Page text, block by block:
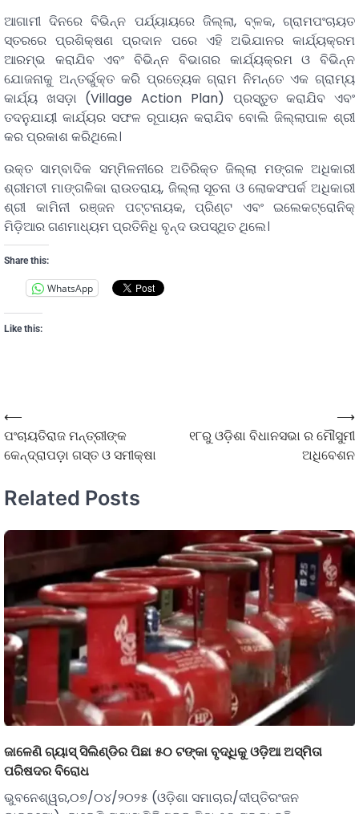
ଆଗାମୀ ଦିନରେ ବିଭିନ୍ନ ପର୍ଯ୍ୟାୟରେ ଜିଲ୍ଲା, ବ୍ଳକ, ଗ୍ରାମପଂଚାୟତ
ସ୍ତରରେ ପ୍ରଶିକ୍ଷଣ ପ୍ରଦାନ ପରେ ଏହି ଅଭିଯାନର କାର୍ଯ୍ୟକ୍ରମ
ଆରମ୍ଭ କରାଯିବ ଏବଂ ବିଭିନ୍ନ ବିଭାଗର କାର୍ଯ୍ୟକ୍ରମ ଓ ବିଭିନ୍ନ
ଯୋଜନାକୁ ଅନ୍ତର୍ଭୁକ୍ତ କରି ପ୍ରତ୍ୟେକ ଗ୍ରାମ ନିମନ୍ତେ ଏକ ଗ୍ରାମ୍ୟ
କାର୍ଯ୍ୟ ଖସଡ଼ା (Village Action Plan) ପ୍ରସ୍ତୁତ କରାଯିବ ଏବଂ
ତଦନୁଯାୟୀ କାର୍ଯ୍ୟର ସଫଳ ରୂପାୟନ କରାଯିବ ବୋଲି ଜିଲ୍ଲାପାଳ ଶ୍ରୀ
କର ପ୍ରକାଶ କରିଥିଲେ।
ଉକ୍ତ ସାମ୍ବାଦିକ ସମ୍ମିଳନୀରେ ଅତିରିକ୍ତ ଜିଲ୍ଲା ମଙ୍ଗଳ ଅଧିକାରୀ
ଶ୍ରୀମତୀ ମାଙ୍ଗଳିକା ରାଉତରାୟ, ଜିଲ୍ଲା ସୂଚନା ଓ ଲୋକସଂପର୍କ ଅଧିକାରୀ
ଶ୍ରୀ କାମିନୀ ରଞ୍ଜନ ପଟ୍ଟନାୟକ, ପ୍ରିଣ୍ଟ ଏବଂ ଇଲେକଟ୍ରୋନିକ୍
ମିଡ଼ିଆର ଗଣମାଧ୍ୟମ ପ୍ରତିନିଧି ବୃନ୍ଦ ଉପସ୍ଥିତ ଥିଲେ।
Share this:
WhatsApp
Like this:
⟵
ପଂଚାୟତିରାଜ ମନ୍ତ୍ରୀଙ୍କ
କେନ୍ଦ୍ରାପଡ଼ା ଗସ୍ତ ଓ ସମୀକ୍ଷା
୧୮ରୁ ଓଡ଼ିଶା ବିଧାନସଭା ର ମୌସୁମୀ
ଅଧିବେଶନ
⟶
Related Posts
ଜାଳେଣି ଗ୍ୟାସ୍ ସିଲିଣ୍ଡିର ପିଛା ୫୦ ଟଙ୍କା ବୃଦ୍ଧିକୁ ଓଡ଼ିଆ ଅସ୍ମିତା
ପରିଷଦର ବିରୋଧ
ଭୁବନେଶ୍ୱର,୦୭/୦୪/୨୦୨୫ (ଓଡ଼ିଶା ସମାଚାର/ଦୀପ୍ତିରଂଜନ